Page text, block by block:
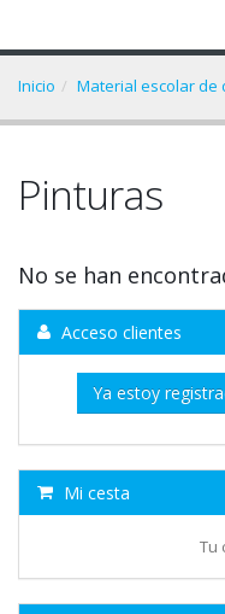
Inicio Material escolar de
Pinturas
No se han
Acceso clientes
Ya estoy
Mi cesta
Tu